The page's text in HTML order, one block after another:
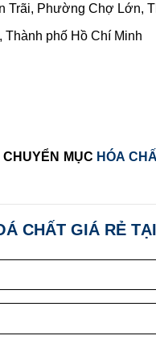
Trãi, Phường Chợ Lớn,
phố Hồ Chí Minh
MỤC HÓA
CHẤT GIÁ RẺ